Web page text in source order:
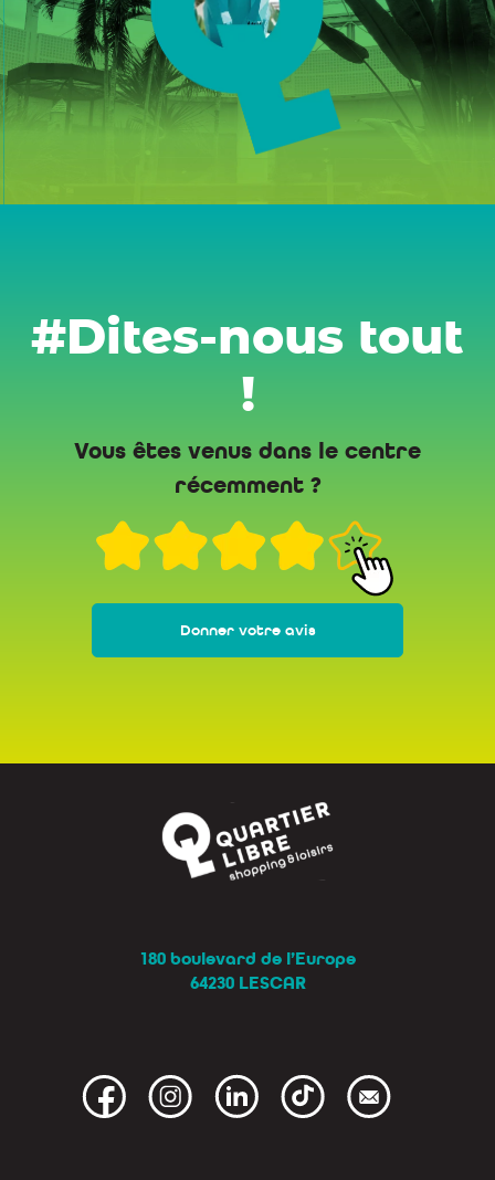
#Dites-nous tout
!
Vous êtes venus dans le centre
récemment ?
Donner votre avis
180 boulevard de l’Europe
64230 LESCAR